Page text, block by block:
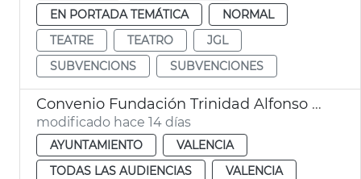
EN PORTADA TEMÁTICA
NORMAL
TEATRE
TEATRO
JGL
SUBVENCIONS
SUBVENCIONES
Convenio Fundación Trinidad Alfonso alumbrado ornamental Jardín del Turia
modificado hace 14 días
AYUNTAMIENTO
VALENCIA
TODAS LAS AUDIENCIAS
VALENCIA